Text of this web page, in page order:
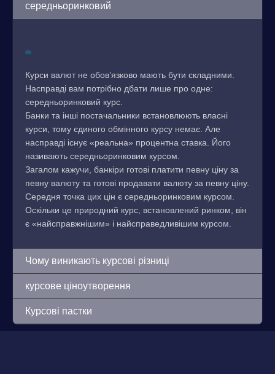
середньоринковий
Курси валют не обов’язково мають бути складними.
Насправді вам потрібно дбати лише про одне:
середньоринковий курс.
Банки та інші постачальники встановлюють власні
курси, тому єдиного обмінного курсу немає. Але
насправді існує «реальна» процентна ставка. Його
називають середньоринковим курсом.
Загалом кажучи, банкіри готові платити певну ціну за
певну валюту та готові продавати валюту за певну ціну.
Середня точка цих цін є середньоринковим курсом.
Оскільки це природний курс, встановлений ринком, він
є «найсправжнішим» і найсправедливішим курсом.
Чому виникають курсові різниці
курсове ціноутворення
Курсові пастки